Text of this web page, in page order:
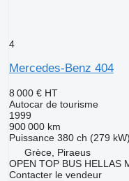
4
Mercedes-Benz 404
8 000 € HT
Autocar de tourisme
1999
900 000 km
Puissance 380 ch (279 kW)
Grèce, Piraeus
OPEN TOP BUS HELLAS
Contacter le vendeur